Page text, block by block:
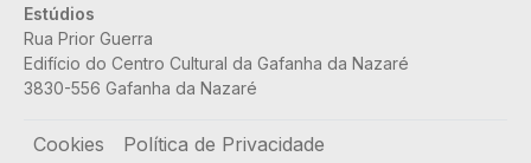
Estúdios
Rua Prior Guerra
Edifício do Centro Cultural da Gafanha da Nazaré
3830-556 Gafanha da Nazaré
Rodapé
Cookies Política de Privacidade